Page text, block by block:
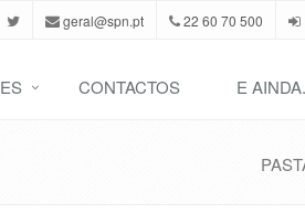
geral@spn.pt 22 60 70 500
CONTACTOS E